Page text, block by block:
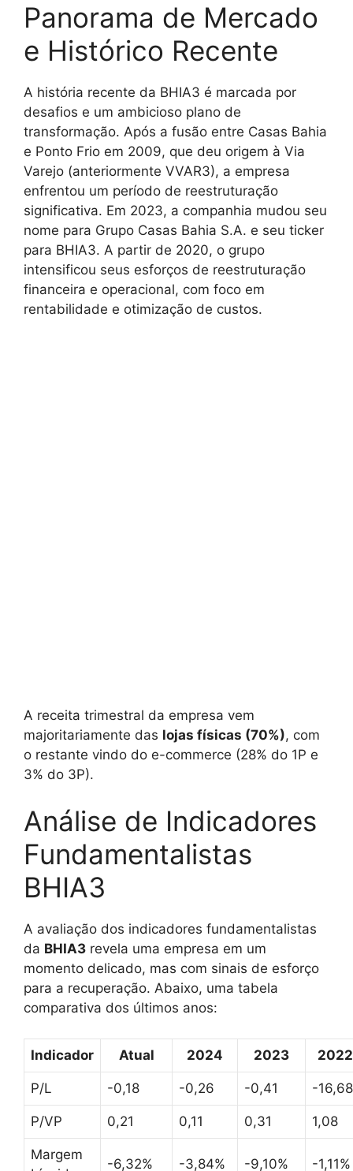
Panorama de Mercado
e Histórico Recente
A história recente da BHIA3 é marcada por
desafios e um ambicioso plano de
transformação. Após a fusão entre Casas Bahia
e Ponto Frio em 2009, que deu origem à Via
Varejo (anteriormente VVAR3), a empresa
enfrentou um período de reestruturação
significativa. Em 2023, a companhia mudou seu
nome para Grupo Casas Bahia S.A. e seu ticker
para BHIA3. A partir de 2020, o grupo
intensificou seus esforços de reestruturação
financeira e operacional, com foco em
rentabilidade e otimização de custos.
A receita trimestral da empresa vem
majoritariamente das lojas físicas (70%), com
o restante vindo do e-commerce (28% do 1P e
3% do 3P).
Análise de Indicadores
Fundamentalistas
BHIA3
A avaliação dos indicadores fundamentalistas
da BHIA3 revela uma empresa em um
momento delicado, mas com sinais de esforço
para a recuperação. Abaixo, uma tabela
comparativa dos últimos anos:
Indicador Atual 2024 2023 2022
P/L -0,18 -0,26 -0,41 -16,68
P/VP 0,21 0,11 0,31 1,08
Margem
-6,32% -3,84% -9,10% -1,11%